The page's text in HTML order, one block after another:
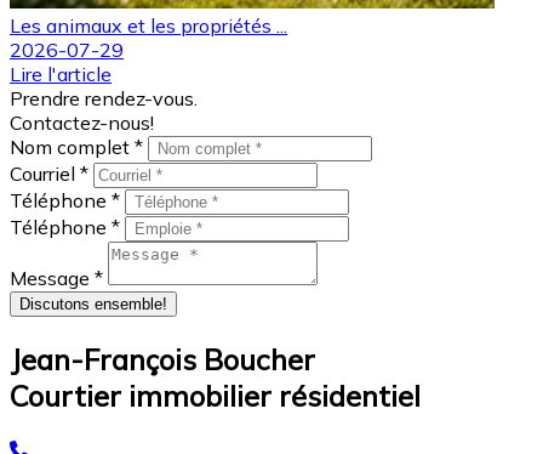
Les animaux et les propriétés ...
2026-07-29
Lire l'article
Prendre rendez-vous.
Contactez-nous!
Nom complet *
Courriel *
Téléphone *
Téléphone *
Message *
Discutons ensemble!
Jean-François Boucher
Courtier immobilier résidentiel